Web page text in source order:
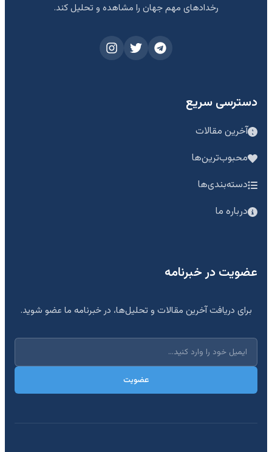
رخدادهای مهم جهان را مشاهده و تحلیل کند.
دسترسی سریع
آخرین مقالات
محبوب‌ترین‌ها
دسته‌بندی‌ها
درباره ما
عضویت در خبرنامه
برای دریافت آخرین مقالات و تحلیل‌ها، در خبرنامه ما عضو شوید.
عضویت